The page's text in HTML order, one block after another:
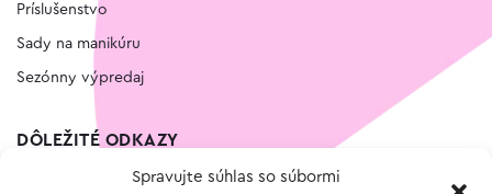
Spravujte súhlas so súbormi
Príslušenstvo
Sady na manikúru
Sezónny výpredaj
DÔLEŽITÉ ODKAZY